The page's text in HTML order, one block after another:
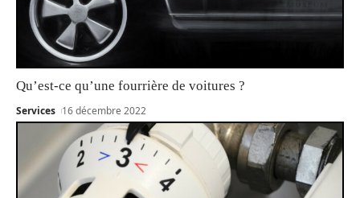
Qu’est-ce qu’une fourrière de voitures ?
Services 16 décembre 2022